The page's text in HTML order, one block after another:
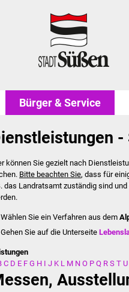
Bürger & Service
-
können Sie gezielt nach
Bitte beachten Sie, dass für
das Landratsamt zuständig sind
Wählen Sie ein Verfahren aus dem
Gehen Sie auf die Unterseite
C D E F G H I J K L M N O P Q R S T U